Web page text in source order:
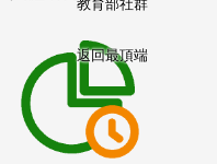
教育部社群
返回最頂端